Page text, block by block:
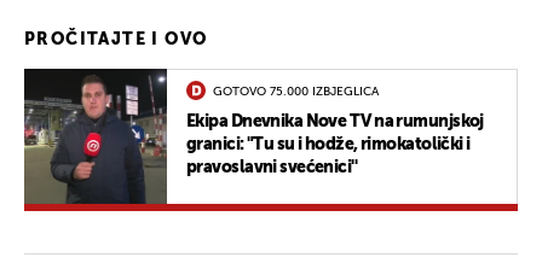
PROČITAJTE I OVO
GOTOVO 75.000 IZBJEGLICA
Ekipa Dnevnika Nove TV na rumunjskoj
granici: "Tu su i hodže, rimokatolički i
pravoslavni svećenici''